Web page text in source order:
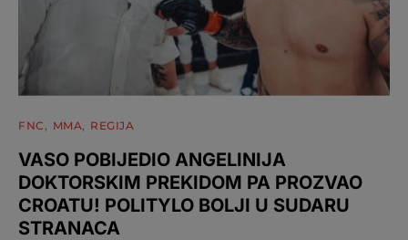
FNC MMA REGIJA
VASO POBIJEDIO ANGELINIJA
DOKTORSKIM PREKIDOM PA PROZVAO
CROATU! POLITYLO BOLJI U SUDARU
STRANACA